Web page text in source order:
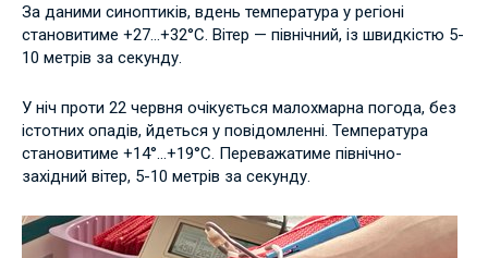
За даними синоптиків, вдень температура у регіоні
становитиме +27…+32°С. Вітер — північний, із швидкістю 5-
10 метрів за секунду.
У ніч проти 22 червня очікується малохмарна погода, без
істотних опадів, йдеться у повідомленні. Температура
становитиме +14°…+19°C. Переважатиме північно-
західний вітер, 5-10 метрів за секунду.